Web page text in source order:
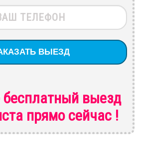
выезд
прямо сейчас !